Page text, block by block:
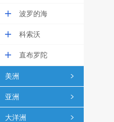
波罗的海
科索沃
直布罗陀
美洲
亚洲
大洋洲